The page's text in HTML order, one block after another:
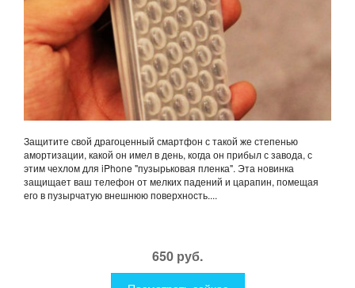
Защитите свой драгоценный смартфон с такой же степенью
амортизации, какой он имел в день, когда он прибыл с завода, с
этим чехлом для iPhone "пузырьковая пленка". Эта новинка
защищает ваш телефон от мелких падений и царапин, помещая
его в пузырчатую внешнюю поверхность....
650 руб.